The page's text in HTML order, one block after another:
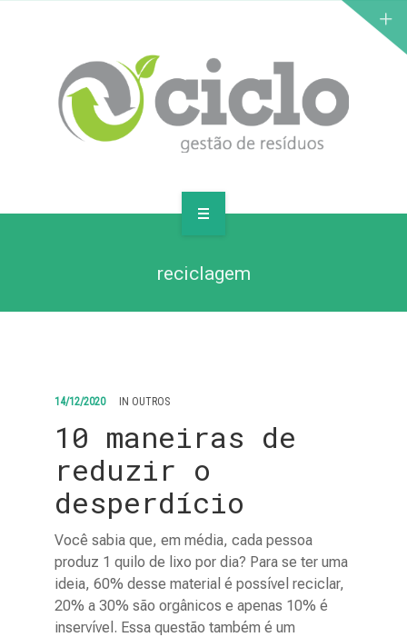
reciclagem
14/12/2020 IN OUTROS
10 maneiras de
reduzir o
desperdício
Você sabia que, em média, cada pessoa
produz 1 quilo de lixo por dia? Para se ter uma
ideia, 60% desse material é possível reciclar,
20% a 30% são orgânicos e apenas 10% é
inservível. Essa questão também é um